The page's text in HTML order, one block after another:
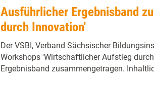
Ausführlicher Ergebnisband
durch Innovation'
Der VSBI, Verband Sächsischer
Workshops 'Wirtschaftlicher Aufstieg
Ergebnisband zusammengetragen.